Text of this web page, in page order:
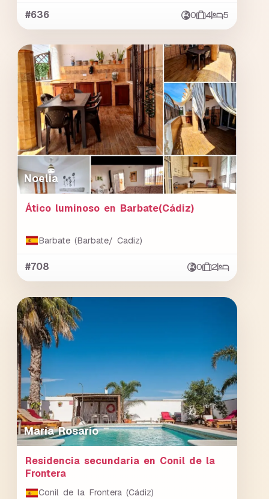
#636 0 4 5
Noelia
Ático luminoso en Barbate(Cádiz)
Barbate (Barbate/ Cadiz)
#708 0 2
María Rosario
Residencia secundaria en Conil de la
Frontera
Conil de la Frontera (Cádiz)